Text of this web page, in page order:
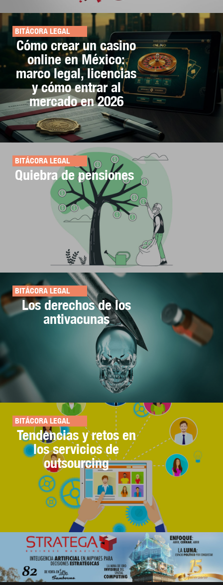
BITÁCORA LEGAL
Cómo crear un casino
online en México:
marco legal, licencias
y cómo entrar al
mercado en 2026
BITÁCORA LEGAL
Quiebra de pensiones
BITÁCORA LEGAL
Los derechos de los
antivacunas
BITÁCORA LEGAL
Tendencias y retos en
los servicios de
outsourcing